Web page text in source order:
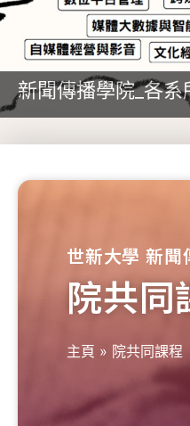
新聞傳播學院_各系
世新大學 新聞
院共同
主頁 » 院共同課程